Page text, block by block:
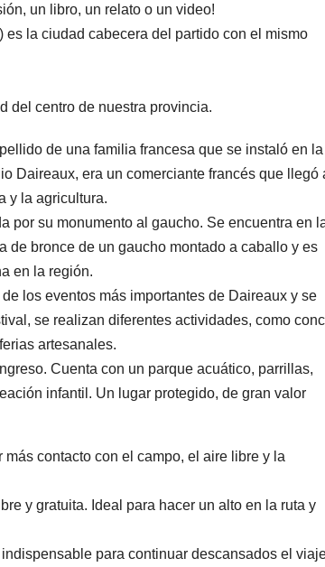
un libro, un relato o un video!
la ciudad cabecera del partido con el mismo
del centro de nuestra provincia.
de una familia francesa que se instaló en la
Daireaux, era un comerciante francés que llegó
y la agricultura.
por su monumento al gaucho. Se encuentra en
de bronce de un gaucho montado a caballo y es
en la región.
los eventos más importantes de Daireaux y se
se realizan diferentes actividades, como
artesanales.
Cuenta con un parque acuático, parrillas,
infantil. Un lugar protegido, de gran valor
contacto con el campo, el aire libre y la
y gratuita. Ideal para hacer un alto en la ruta y
para continuar descansados el